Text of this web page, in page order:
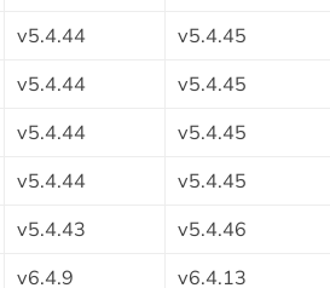
v5.4.44
v5.4.45
v5.4.44
v5.4.45
v5.4.44
v5.4.45
v5.4.44
v5.4.45
v5.4.43
v5.4.46
v6.4.9 v6.4.13